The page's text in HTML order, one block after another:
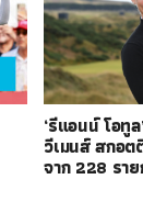
‘รีแอนน์ โอทู
วีเมนส์ สกอ
จาก 228 ราย